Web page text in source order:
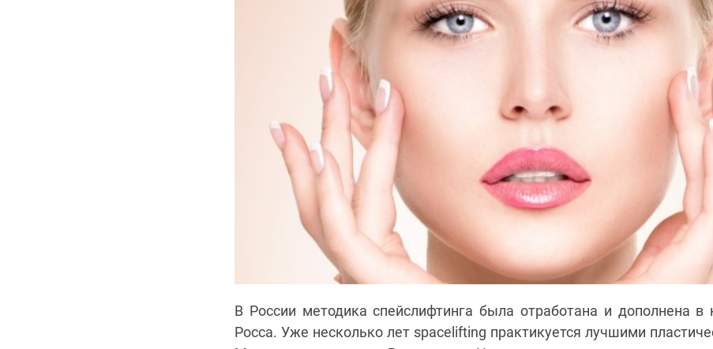
В России методика спейслифтинга была отработана и дополнена в
Росса. Уже несколько лет spacelifting практикуется лучшими